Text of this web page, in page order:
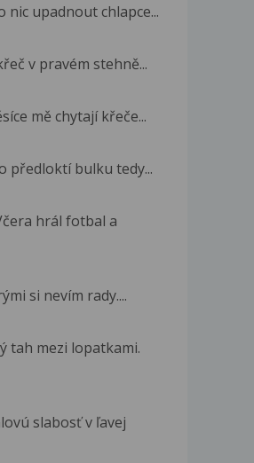
upadnout chlapce...
v pravém stehně...
mě chytají křeče...
předloktí bulku tedy...
hrál fotbal a
si nevím rady....
tah mezi lopatkami.
slabosť v ľavej